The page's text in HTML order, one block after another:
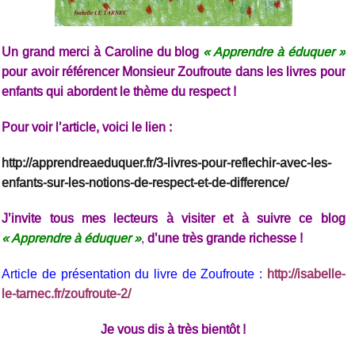
Un grand merci à Caroline du blog « Apprendre à éduquer »
pour avoir référencer Monsieur Zoufroute dans les livres pour
enfants qui abordent le thème du respect !
Pour voir l’article, voici le lien :
http://apprendreaeduquer.fr/3-livres-pour-reflechir-avec-les-
enfants-sur-les-notions-de-respect-et-de-difference/
J’invite tous mes lecteurs à visiter et à suivre ce blog
« Apprendre à éduquer », d’une très grande richesse !
Article de présentation du livre de Zoufroute : http://isabelle-
le-tarnec.fr/zoufroute-2/
Je vous dis à très bientôt !